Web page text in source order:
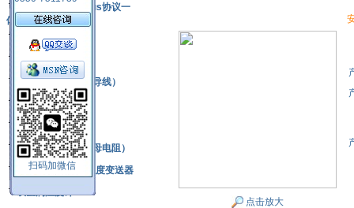
扫码加微信
RS485通讯modbus协议一
体化现场智能仪表
热电偶
压力式温度计
热电偶补偿电缆（导线）
振动传感器
热电阻
铂热电阻元件（云母电阻）
SBW系列一体化温度变送器
双金属温度计
点击放大